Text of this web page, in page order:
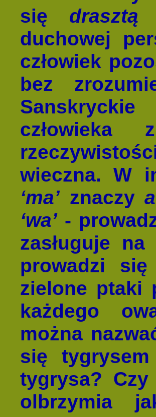
się drasztą
duchowej
człowiek
bez
człowieka
wieczna. W
‘ma’znaczy
‘wa’-
zasługuje
prowadzi
zielone ptaki
każdego
można
się
tygrysa?
olbrzymia